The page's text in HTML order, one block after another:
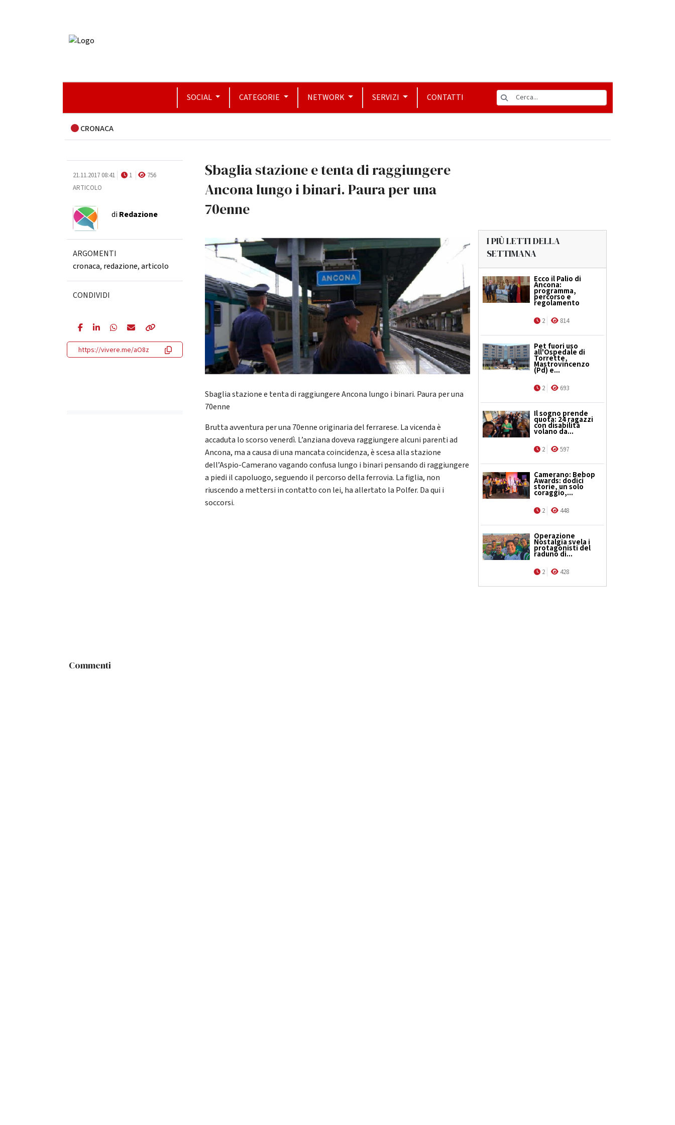
SOCIAL CATEGORIE NETWORK SERVIZI CONTATTI
CRONACA
21.11.2017 08:41 1
756
ARTICOLO
diRedazione
ARGOMENTI
cronaca, redazione,articolo
CONDIVIDI
https://vivere.me/aO8z
Sbaglia stazione e tenta di raggiungere
Ancona lungo i binari. Paura per una
70enne
Sbaglia stazione e tenta di raggiungere Ancona lungo i binari. Paura per una
70enne
Brutta avventura per una 70enne originaria del ferrarese. La vicenda è
accaduta lo scorso venerdì. L’anziana doveva raggiungere alcuni parenti ad
Ancona, ma a causa di una mancata coincidenza, è scesa alla stazione
dell’Aspio-Camerano vagando confusa lungo i binari pensando di raggiungere
a piedi il capoluogo, seguendo il percorso della ferrovia. La figlia, non
riuscendo a mettersi in contatto con lei, ha allertato la Polfer. Da qui i
soccorsi.
I PIÙ LETTI DELLA
SETTIMANA
Ecco il Palio di
Ancona:
programma,
percorso e
regolamento
2 814
Pet fuori uso
all'Ospedale di
Torrette,
Mastrovincenzo
(Pd) e...
2 693
Il sogno prende
quota: 24 ragazzi
con disabilità
volano da...
2 597
Camerano: Bebop
Awards: dodici
storie, un solo
coraggio,...
2 448
Operazione
Nostalgia svela i
protagonisti del
raduno di...
2 428
Commenti